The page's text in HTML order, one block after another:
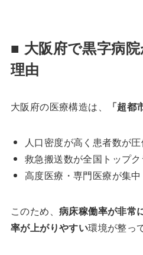
■ 大阪府で黒字病
理由
大阪府の医療構造は、 「超都
人口密度が高く患者数が
救急搬送数が全国トップク
高度医療・専門医療が集中
このため、 病床稼働率が非常
率が上がりやすい環境が整っ